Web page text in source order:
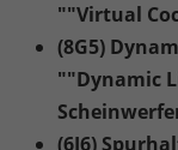
""Virtual
(8G5)
""Dynamic
(6I6)